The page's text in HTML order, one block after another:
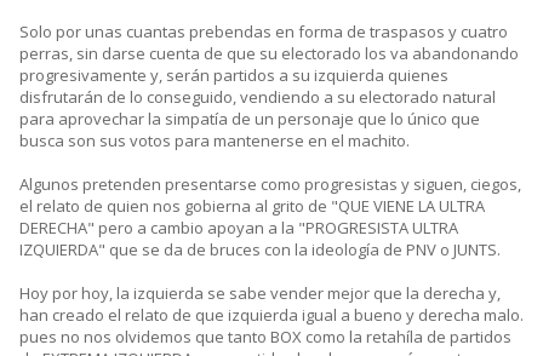
Solo por unas cuantas prebendas en forma de traspasos y cuatro
perras, sin darse cuenta de que su electorado los va abandonando
progresivamente y, serán partidos a su izquierda quienes
disfrutarán de lo conseguido, vendiendo a su electorado natural
para aprovechar la simpatía de un personaje que lo único que
busca son sus votos para mantenerse en el machito.
Algunos pretenden presentarse como progresistas y siguen, ciegos,
el relato de quien nos gobierna al grito de "QUE VIENE LA ULTRA
DERECHA" pero a cambio apoyan a la "PROGRESISTA ULTRA
IZQUIERDA" que se da de bruces con la ideología de PNV o JUNTS.
Hoy por hoy, la izquierda se sabe vender mejor que la derecha y,
han creado el relato de que izquierda igual a bueno y derecha malo.
pues no nos olvidemos que tanto BOX como la retahíla de partidos